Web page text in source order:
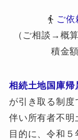
ご依
（ご相談→概
積金
相続土地国庫帰
が引き取る制度
伴い所有者不明
目的に、令和５